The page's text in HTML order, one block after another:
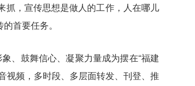
抓，宣传思想是做人的工作，人在哪儿
首要任务。
、鼓舞信心、凝聚力量成为摆在“福建
视频，多时段、多层面转发、刊登、推